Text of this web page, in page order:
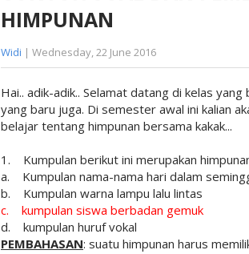
HIMPUNAN
Widi | Wednesday, 22 June 2016
Hai.. adik-adik.. Selamat datang di kelas
yang baru juga. Di semester awal ini kalian
belajar tentang himpunan bersama kakak...
1. Kumpulan berikut ini merupakan
a. Kumpulan nama-nama hari dalam
b. Kumpulan warna lampu lalu lintas
c. kumpulan siswa berbadan gemuk
d. kumpulan huruf vokal
PEMBAHASAN: suatu himpunan harus